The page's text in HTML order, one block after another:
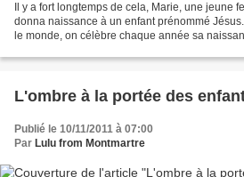
Il y a fort longtemps de cela, Marie, une jeune
donna naissance à un enfant prénommé
le monde, on célèbre chaque année sa
L'ombre à la portée des
Publié le 10/11/2011 à 07:00
Par Lulu from Montmartre